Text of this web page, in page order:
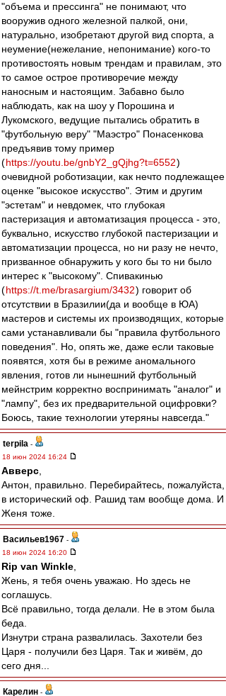
"объема и прессинга" не понимают, что
вооружив одного железной палкой, они,
натурально, изобретают другой вид спорта, а
неумение(нежелание, непонимание) кого-то
противостоять новым трендам и правилам, это
то самое острое противоречие между
наносным и настоящим. Забавно было
наблюдать, как на шоу у Порошина и
Лукомского, ведущие пытались обратить в
"футбольную веру" "Маэстро" Понасенкова
предъявив тому пример
(https://youtu.be/gnbY2_gQjhg?t=6552)
очевидной роботизации, как нечто подлежащее
оценке "высокое искусство". Этим и другим
"эстетам" и невдомек, что глубокая
пастеризация и автоматизация процесса - это,
буквально, искусство глубокой пастеризации и
автоматизации процесса, но ни разу не нечто,
призванное обнаружить у кого бы то ни было
интерес к "высокому". Спивакинью
(https://t.me/brasargium/3432) говорит об
отсутствии в Бразилии(да и вообще в ЮА)
мастеров и системы их производящих, которые
сами устанавливали бы "правила футбольного
поведения". Но, опять же, даже если таковые
появятся, хотя бы в режиме аномального
явления, готов ли нынешний футбольный
мейнстрим корректно воспринимать "аналог" и
"лампу", без их предварительной оцифровки?
Боюсь, такие технологии утеряны навсегда."
terpila -
18 июн 2024 16:24
Авверс
Антон, правильно. Перебирайтесь, пожалуйста,
в исторический оф. Рашид там вообще дома. И
Женя тоже.
Васильев1967 -
18 июн 2024 16:20
Rip van Winkle
Жень, я тебя очень уважаю. Но здесь не
соглашусь.
Всё правильно, тогда делали. Не в этом была
беда.
Изнутри страна развалилась. Захотели без
Царя - получили без Царя. Так и живём, до
сего дня...
Карелин -